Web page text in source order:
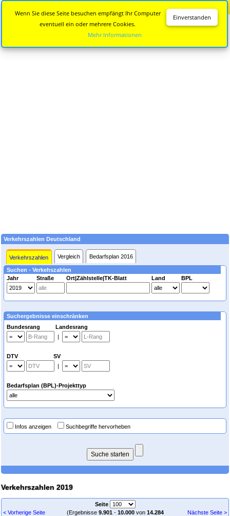
Verkehrszahlen Deutschland
Verkehrszahlen Vergleich Bedarfsplan 2016
Suchen - Verkehszahlen
Jahr
Straße Ort|Zählstelle|TK-Blatt Land BPL
Suchergebnisse einschränken
Bundesrang Landesrang
|
DTV SV
|
Bedarfsplan (BPL)-Projekttyp
Infos anzeigen Suchbegriffe hervorheben
Verkehrszahlen 2019
< Vorherige Seite
Seite
(Ergebnisse 9.901- 10.000von 14.284
Nächste Seite >
Einverstanden
Wenn Sie diese Seite besuchen empfängt Ihr Computer
eventuell ein oder mehrere Cookies.
Mehr Informationen